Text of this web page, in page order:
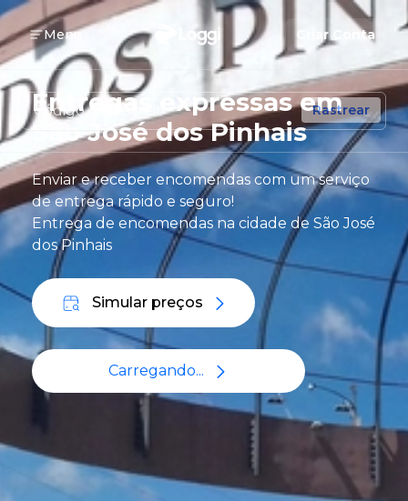
Menu Criar Conta
Rastrear
Entregas expressas em
São José dos Pinhais
Enviar e receber encomendas com um serviço
de entrega rápido e seguro!
Entrega de encomendas na cidade de São José
dos Pinhais
Simular preços
Carregando...